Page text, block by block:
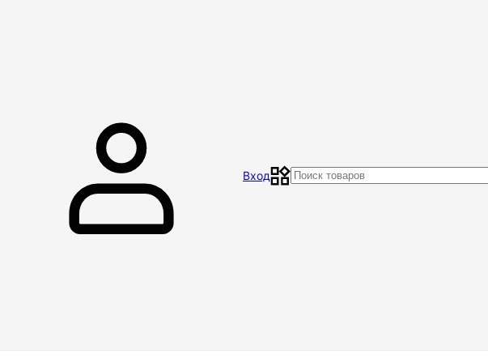
МагазинКонтакты ОтзывыДоставка и оплатаОбмен и возврат товара
Вход